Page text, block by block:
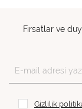
Fırsatlar ve
Gizlilik